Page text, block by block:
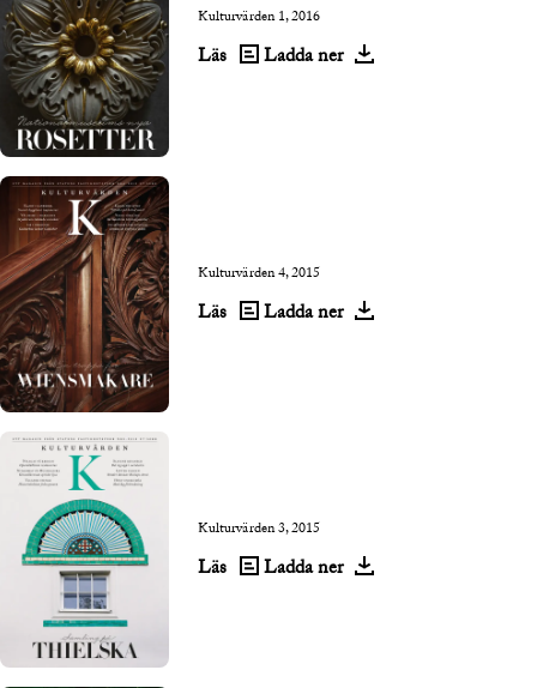
Kulturvärden 1, 2016
Läs Ladda ner
Kulturvärden 4, 2015
Läs Ladda ner
Kulturvärden 3, 2015
Läs Ladda ner